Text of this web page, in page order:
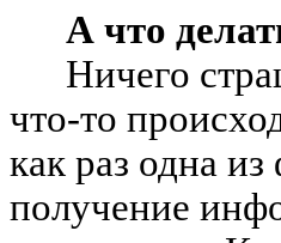
А что
Ничего
что-то
как раз одна
получение